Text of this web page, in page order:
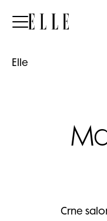
Elle
Elle
Crne